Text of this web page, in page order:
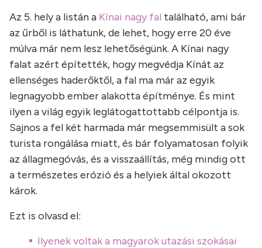
Az 5. hely a listán a Kínai nagy fal található, ami bár
az űrből is láthatunk, de lehet, hogy erre 20 éve
múlva már nem lesz lehetőségünk. A Kínai nagy
falat azért építették, hogy megvédja Kínát az
ellenséges haderőktől, a fal ma már az egyik
legnagyobb ember alakotta építménye. És mint
ilyen a világ egyik leglátogattottabb célpontja is.
Sajnos a fel két harmada már megsemmisült a sok
turista rongálása miatt, és bár folyamatosan folyik
az állagmegóvás, és a visszaállítás, még mindig ott
a természetes erózió és a helyiek által okozott
károk.
Ezt is olvasd el:
Ilyenek voltak a magyarok utazási szokásai